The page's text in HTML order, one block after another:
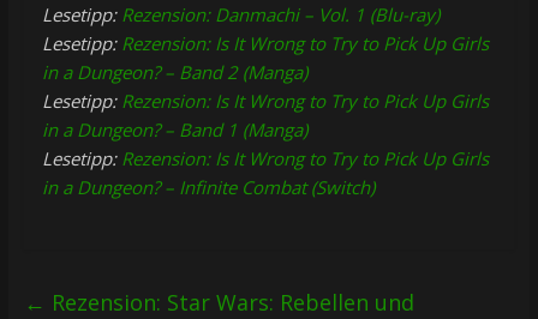
Lesetipp: Rezension: Danmachi – Vol. 1 (Blu-ray)
Lesetipp: Rezension: Is It Wrong to Try to Pick Up Girls
in a Dungeon? – Band 2 (Manga)
Lesetipp: Rezension: Is It Wrong to Try to Pick Up Girls
in a Dungeon? – Band 1 (Manga)
Lesetipp: Rezension: Is It Wrong to Try to Pick Up Girls
in a Dungeon? – Infinite Combat (Switch)
← Rezension: Star Wars: Rebellen und